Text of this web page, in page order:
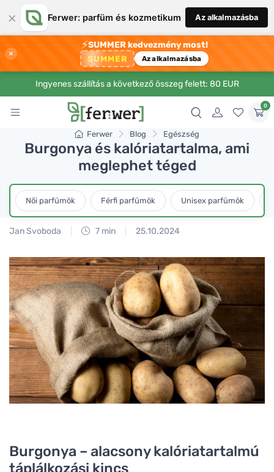
× Ferwer: parfüm és kozmetikum Az alkalmazásba
×
⚡SUMMER kedvezmény most!
SUMMER Az alkalmazásba
Ingyenes szállítás a következő összeg felett: 80 EUR
0
Ferwer Blog Egészség
Burgonya és kalóriatartalma, ami
meglephet téged
Női parfümök Férfi parfümök Unisex parfümök
Jan Svoboda 7 min 25.10.2024
Burgonya – alacsony kalóriatartalmú
táplálkozási kincs